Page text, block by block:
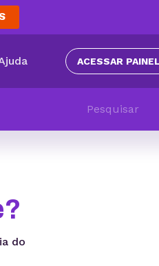
ACESSAR PAINEL
do